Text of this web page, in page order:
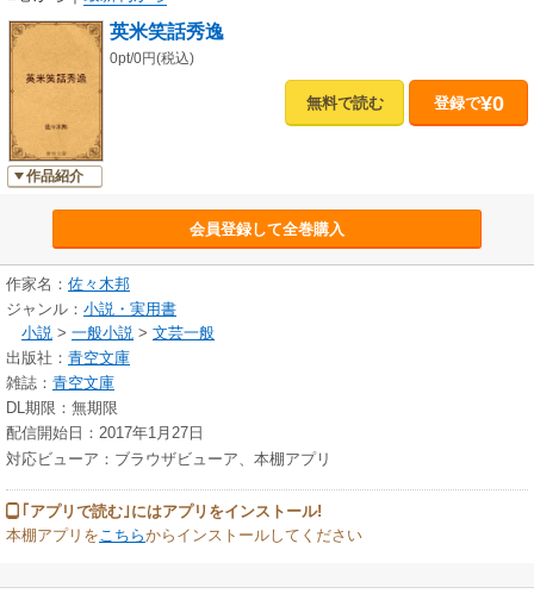
作品紹介
英米笑話秀逸
0pt/0円(税込)
無料で読む 登録で¥0
会員登録して全巻購入
作家名： 佐々木邦
ジャンル： 小説・実用書
小説 > 一般小説 > 文芸一般
出版社： 青空文庫
雑誌： 青空文庫
DL期限：無期限
配信開始日：2017年1月27日
対応ビューア：ブラウザビューア、本棚アプリ
｢アプリで読む｣にはアプリをインストール!
本棚アプリをこちらからインストールしてください